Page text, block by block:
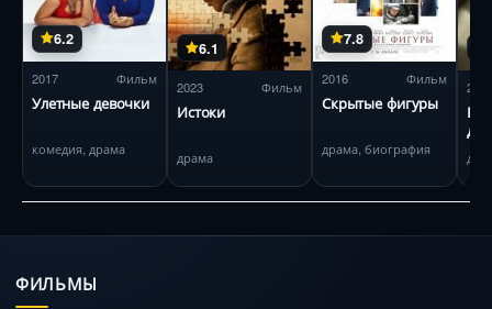
6.2
2017 Фильм
Улетные девочки
комедия, драма
6.1
2023 Фильм
Истоки
драма
7.8
2016 Фильм
Скрытые фигуры
драма, биография
2023
ФИЛЬМЫ